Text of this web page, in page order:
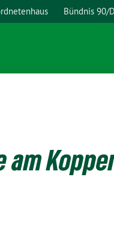
Bündnis 90/
am